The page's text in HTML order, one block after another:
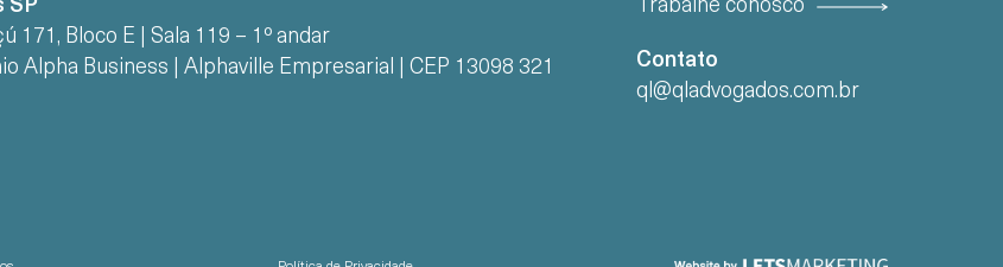
SP
171, Bloco E | Sala 119 – 1º andar
Alpha Business | Alphaville Empresarial | CEP 13098 321
Trabalhe conosco
Contato
ql@qladvogados.com.br